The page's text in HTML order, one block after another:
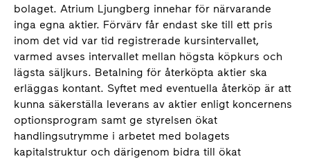
bolaget. Atrium Ljungberg innehar för närvarande
inga egna aktier. Förvärv får endast ske till ett pris
inom det vid var tid registrerade kursintervallet,
varmed avses intervallet mellan högsta köpkurs och
lägsta säljkurs. Betalning för återköpta aktier ska
erläggas kontant. Syftet med eventuella återköp är att
kunna säkerställa leverans av aktier enligt koncernens
optionsprogram samt ge styrelsen ökat
handlingsutrymme i arbetet med bolagets
kapitalstruktur och därigenom bidra till ökat